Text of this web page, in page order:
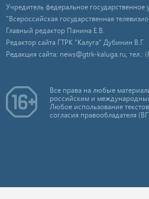
Учредитель федеральное
"Всероссийская государственная
Главный редактор Панина Е.В.
Редактор сайта ГТРК "Калуга" Дубинин В.Г.
Редакция сайта: news@gtrk-kaluga.ru, тел.:
Все права на любые
российским и
Любое использование
согласия правообладателя